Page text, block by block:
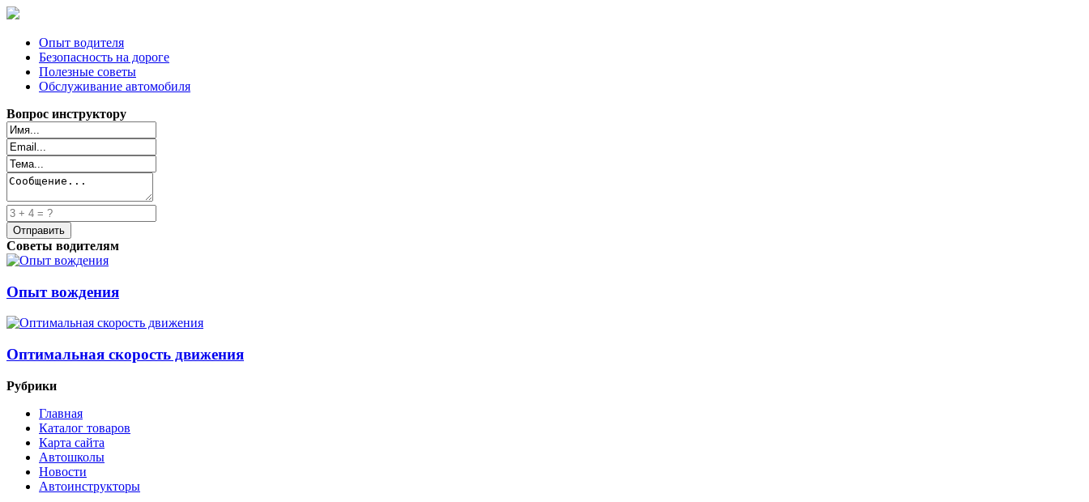
Опыт водителя
Безопасность на дороге
Полезные советы
Обслуживание автомобиля
Вопрос инструктору
Советы водителям
Опыт вождения
Оптимальная скорость движения
Рубрики
Главная
Каталог товаров
Карта сайта
Автошколы
Новости
Автоинструкторы